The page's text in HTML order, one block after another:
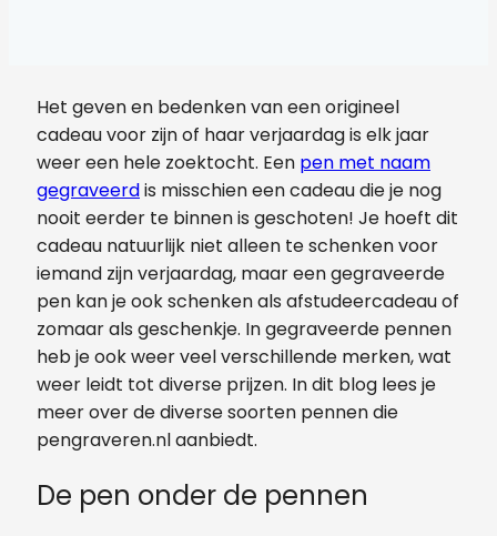
Het geven en bedenken van een origineel
cadeau voor zijn of haar verjaardag is elk jaar
weer een hele zoektocht. Een pen met naam
gegraveerdis misschien een cadeau die je nog
nooit eerder te binnen is geschoten! Je hoeft dit
cadeau natuurlijk niet alleen te schenken voor
iemand zijn verjaardag, maar een gegraveerde
pen kan je ook schenken als afstudeercadeau of
zomaar als geschenkje. In gegraveerde pennen
heb je ook weer veel verschillende merken, wat
weer leidt tot diverse prijzen. In dit blog lees je
meer over de diverse soorten pennen die
pengraveren.nl aanbiedt.
De pen onder de pennen